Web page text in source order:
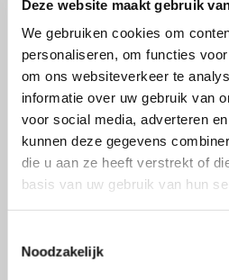
Deze website maakt gebruik
We gebruiken cookies om
personaliseren, om functies
om ons websiteverkeer te
informatie over uw gebruik van
voor social media, adverteren
kunnen deze gegevens
die u aan ze heeft verstrekt of
basis van uw gebruik van hun
Noodzakelijk
Wasvoorschrift
Handwas / Plat laten
Trui maat 38/40
375 gram
Beige, Blauw, Bruin,
Mijn naam, e-mail
Je waardering*
1 van de 5 sterren
Je beoordeling*
Lang Yarns